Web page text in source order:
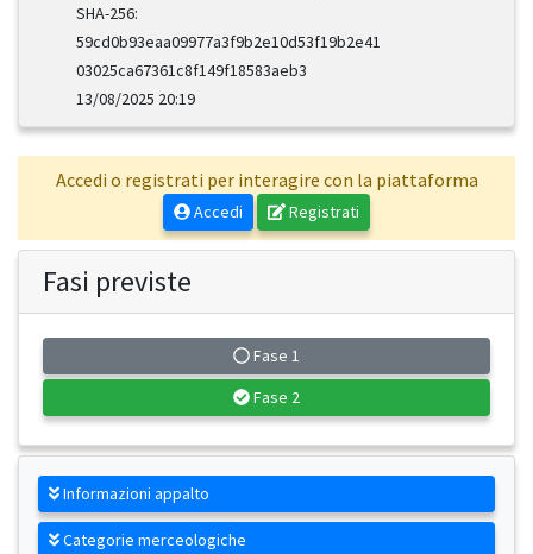
SHA-256:
59cd0b93eaa09977a3f9b2e10d53f19b2e41
03025ca67361c8f149f18583aeb3
13/08/2025 20:19
Accedi o registrati per interagire con la piattaforma
Accedi Registrati
Fasi previste
Fase 1
Fase 2
Informazioni appalto
Categorie merceologiche